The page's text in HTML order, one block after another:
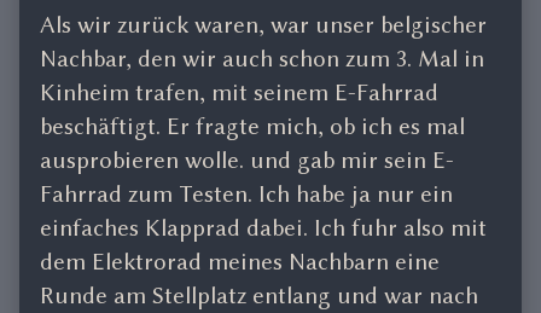
Als wir zurück waren, war unser belgischer
Nachbar, den wir auch schon zum 3. Mal in
Kinheim trafen, mit seinem E-Fahrrad
beschäftigt. Er fragte mich, ob ich es mal
ausprobieren wolle. und gab mir sein E-
Fahrrad zum Testen. Ich habe ja nur ein
einfaches Klapprad dabei. Ich fuhr also mit
dem Elektrorad meines Nachbarn eine
Runde am Stellplatz entlang und war nach